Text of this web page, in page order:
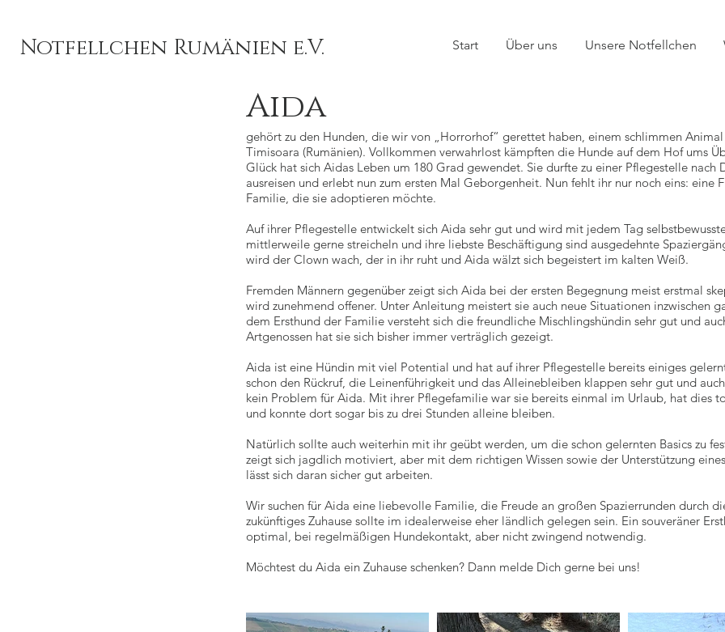
Notfellchen Rumänien e.V. Start Über uns Unsere Notfellchen
Aida
gehört zu den Hunden, die wir von „Horrorhof“ gerettet haben, einem schlimmen
Timisoara (Rumänien). Vollkommen verwahrlost kämpften die Hunde auf dem Hof ums
Glück hat sich Aidas Leben um 180 Grad gewendet. Sie durfte zu einer Pflegestelle nach
ausreisen und erlebt nun zum ersten Mal Geborgenheit. Nun fehlt ihr nur noch eins: eine
Familie, die sie adoptieren möchte.
Auf ihrer Pflegestelle entwickelt sich Aida sehr gut und wird mit jedem Tag
mittlerweile gerne streicheln und ihre liebste Beschäftigung sind ausgedehnte
wird der Clown wach, der in ihr ruht und Aida wälzt sich begeistert im kalten Weiß.
Fremden Männern gegenüber zeigt sich Aida bei der ersten Begegnung meist erstmal
wird zunehmend offener. Unter Anleitung meistert sie auch neue Situationen inzwischen
dem Ersthund der Familie versteht sich die freundliche Mischlingshündin sehr gut und
Artgenossen hat sie sich bisher immer verträglich gezeigt.
Aida ist eine Hündin mit viel Potential und hat auf ihrer Pflegestelle bereits einiges
schon den Rückruf, die Leinenführigkeit und das Alleinebleiben klappen sehr gut und
kein Problem für Aida. Mit ihrer Pflegefamilie war sie bereits einmal im Urlaub, hat dies
und konnte dort sogar bis zu drei Stunden alleine bleiben.
Natürlich sollte auch weiterhin mit ihr geübt werden, um die schon gelernten Basics zu
zeigt sich jagdlich motiviert, aber mit dem richtigen Wissen sowie der Unterstützung
lässt sich daran sicher gut arbeiten.
Wir suchen für Aida eine liebevolle Familie, die Freude an großen Spazierrunden durch
zukünftiges Zuhause sollte im idealerweise eher ländlich gelegen sein. Ein souveräner
optimal, bei regelmäßigen Hundekontakt, aber nicht zwingend notwendig.
Möchtest du Aida ein Zuhause schenken? Dann melde Dich gerne bei uns!